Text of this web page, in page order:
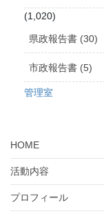
(1,020)
県政報告書 (30)
市政報告書 (5)
管理室
HOME
活動内容
プロフィール